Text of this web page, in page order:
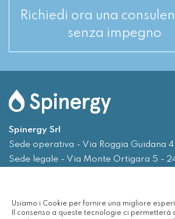
Usiamo i Cookie per fornire una migliore
Il consenso a queste tecnologie ci permetterà
Richiedi ora una
senza impegno
Spinergy Srl
Sede operativa - Via Roggia Guidana
Sede legale - Via Monte Ortigara 5 -
Email